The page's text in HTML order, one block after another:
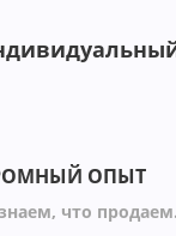
ОПЫТ
что продаем.